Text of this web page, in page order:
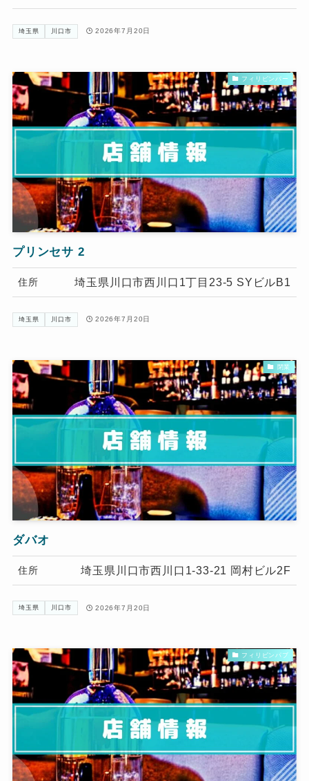
埼玉県 川口市 2026年7月20日
フィリピンバー
プリンセサ 2
住所 埼玉県川口市西川口1丁目23-5 SYビルB1
埼玉県 川口市 2026年7月20日
閉業
ダバオ
住所 埼玉県川口市西川口1-33-21 岡村ビル2F
埼玉県 川口市 2026年7月20日
フィリピンパブ